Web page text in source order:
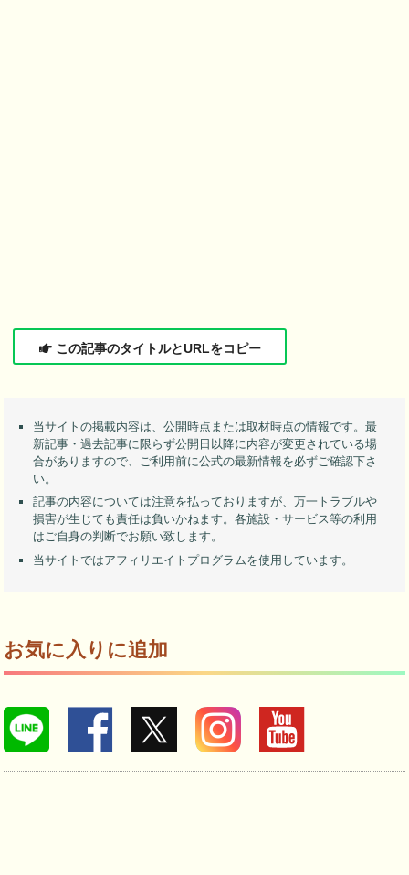
この記事のタイトルとURLをコピー
当サイトの掲載内容は、公開時点または取材時点の情報です。最
新記事・過去記事に限らず公開日以降に内容が変更されている場
合がありますので、ご利用前に公式の最新情報を必ずご確認下さ
い。
記事の内容については注意を払っておりますが、万一トラブルや
損害が生じても責任は負いかねます。各施設・サービス等の利用
はご自身の判断でお願い致します。
当サイトではアフィリエイトプログラムを使用しています。
お気に入りに追加